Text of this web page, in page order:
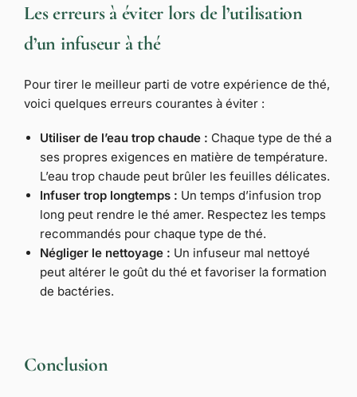
Les erreurs à éviter lors de l’utilisation
d’un infuseur à thé
Pour tirer le meilleur parti de votre expérience de thé,
voici quelques erreurs courantes à éviter :
Utiliser de l’eau trop chaude : Chaque type de thé a
ses propres exigences en matière de température.
L’eau trop chaude peut brûler les feuilles délicates.
Infuser trop longtemps : Un temps d’infusion trop
long peut rendre le thé amer. Respectez les temps
recommandés pour chaque type de thé.
Négliger le nettoyage : Un infuseur mal nettoyé
peut altérer le goût du thé et favoriser la formation
de bactéries.
Conclusion